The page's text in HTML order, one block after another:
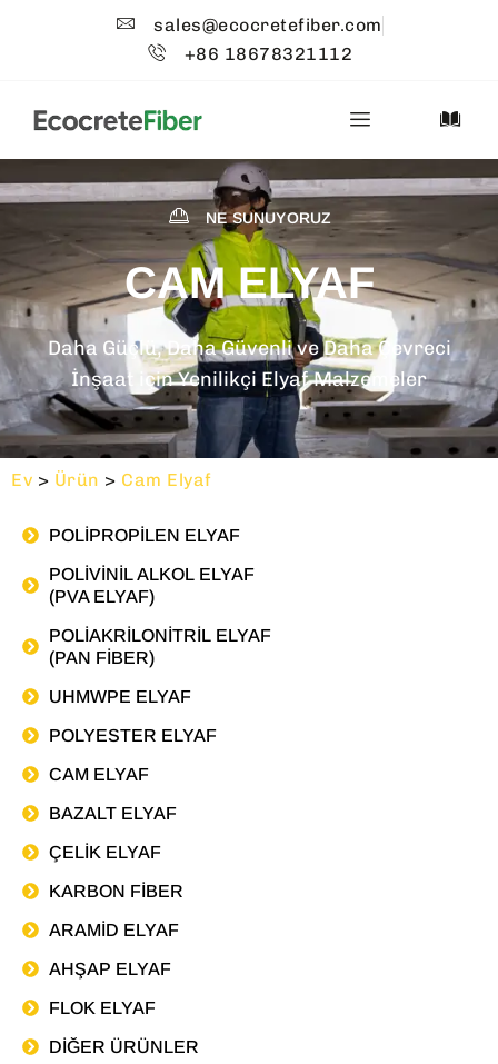
sales@ecocretefiber.com
+86 18678321112
NE SUNUYORUZ
CAM ELYAF
Daha Güçlü, Daha Güvenli ve Daha Çevreci
İnşaat için Yenilikçi Elyaf Malzemeler
Ev > Ürün > Cam Elyaf
POLIPROPILEN ELYAF
POLIVINIL ALKOL ELYAF
(PVA ELYAF)
POLIAKRILONITRIL ELYAF
(PAN FIBER)
UHMWPE ELYAF
POLYESTER ELYAF
CAM ELYAF
BAZALT ELYAF
ÇELIK ELYAF
KARBON FIBER
ARAMID ELYAF
AHŞAP ELYAF
FLOK ELYAF
DIĞER ÜRÜNLER